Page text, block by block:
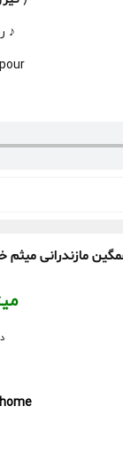
♪
مازندرانی میثم